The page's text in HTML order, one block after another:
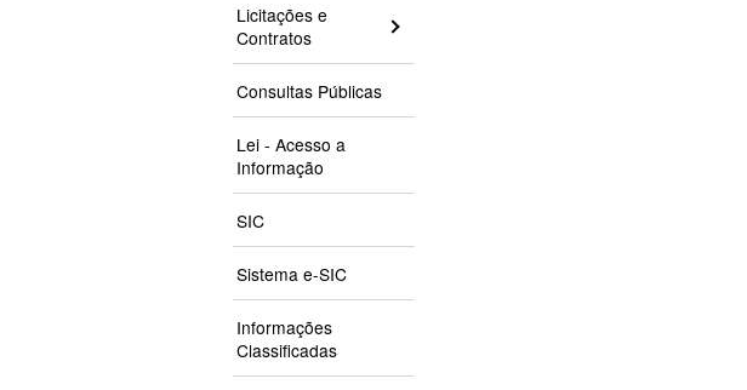
Licitações e
Contratos
Consultas Públicas
Lei - Acesso a
Informação
SIC
Sistema e-SIC
Informações
Classificadas